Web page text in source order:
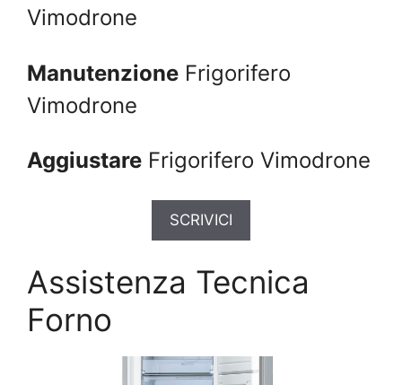
Vimodrone
Manutenzione Frigorifero
Vimodrone
Aggiustare Frigorifero Vimodrone
SCRIVICI
Assistenza Tecnica
Forno